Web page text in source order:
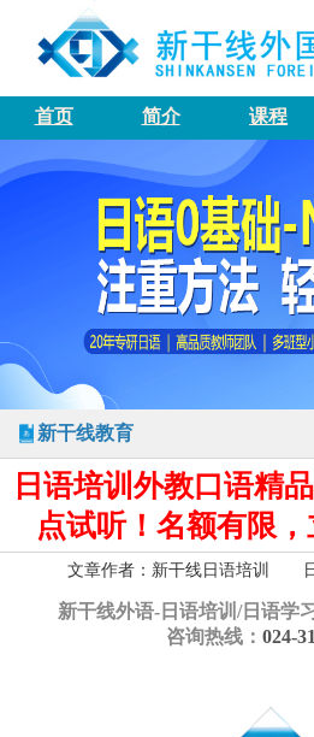
首页 简介 课程
新干线教育
日语培训外教口语精
点试听！名额有限
文章作者：新干线日语培训 日
新干线外语-日语培训/日语学
咨询热线： 024-